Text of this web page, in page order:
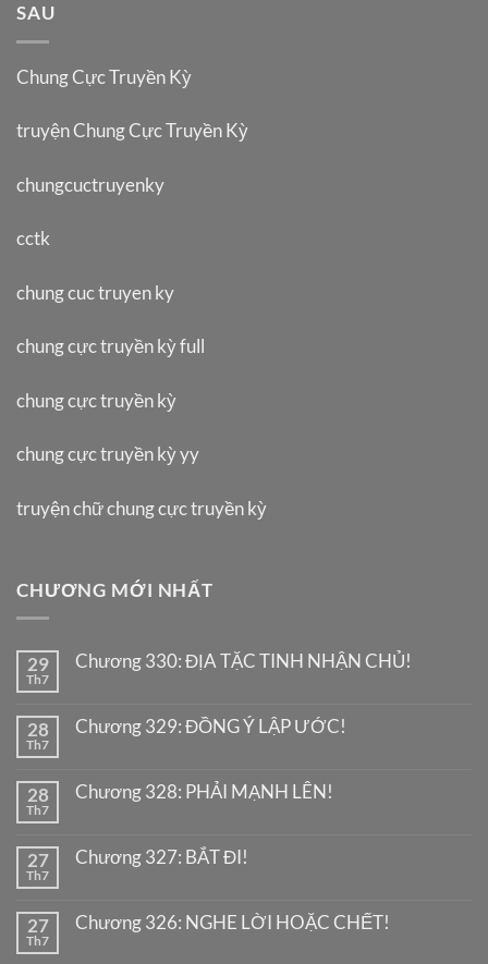
SAU
Chung Cực Truyền Kỳ
truyện Chung Cực Truyền Kỳ
chungcuctruyenky
cctk
chung cuc truyen ky
chung cực truyền kỳ full
chung cực truyền kỳ
chung cực truyền kỳ yy
truyện chữ chung cực truyền kỳ
CHƯƠNG MỚI NHẤT
29
Th7
Chương 330: ĐỊA TẶC TINH NHẬN CHỦ!
28
Th7
Chương 329: ĐỒNG Ý LẬP ƯỚC!
28
Th7
Chương 328: PHẢI MẠNH LÊN!
27
Th7
Chương 327: BẮT ĐI!
27
Th7
Chương 326: NGHE LỜI HOẶC CHẾT!